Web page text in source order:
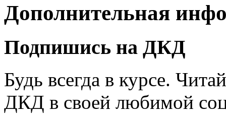
Дополнительная
Подпишись на ДКД
Будь всегда в курсе.
ДКД в своей любимой